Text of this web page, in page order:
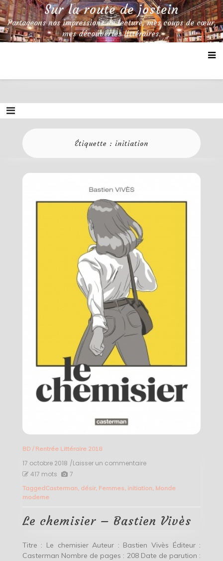
Skip
to
content
Sur la route de jostein
Partageons nos impressions de lecture, mes coups de cœur,
mes découvertes littéraires.
Étiquette : initiation
BD/ Rentrée Littéraire 2018
17 octobre 2018 /Laisser un commentaireon
–
417 mots 7
TaggedCasterman, désir, Femmes, initiation, Monde
moderne
Le chemisier – Bastien Vivès
Titre : Le chemisier Auteur : Bastien Vivès Éditeur :
Casterman Nombre de pages : 208 Date de parution :